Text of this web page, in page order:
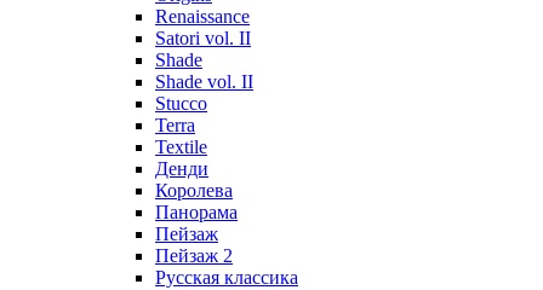
Renaissance
Satori vol. II
Shade
Shade vol. II
Stucco
Terra
Textile
Денди
Королева
Панорама
Пейзаж
Пейзаж 2
Русская классика